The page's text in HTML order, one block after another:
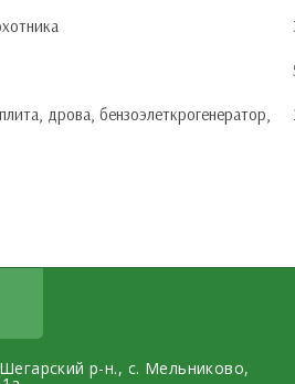
дрова, бензоэлеткрогенератор,
р-н., с. Мельниково,